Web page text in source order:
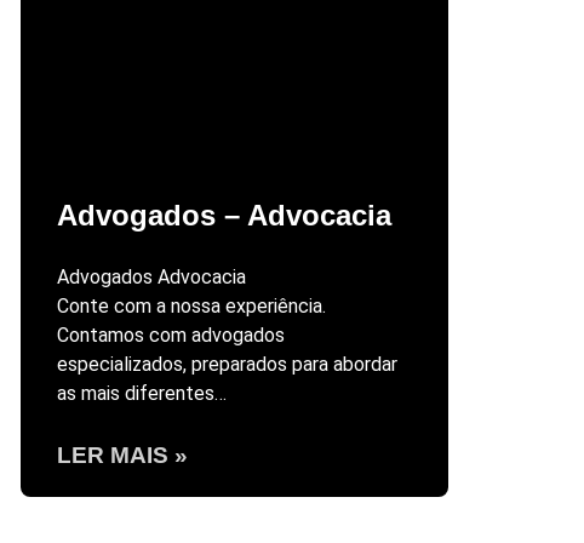
Advogados – Advocacia
Advogados Advocacia
Conte com a nossa experiência.
Contamos com advogados
especializados, preparados para abordar
as mais diferentes…
LER MAIS »